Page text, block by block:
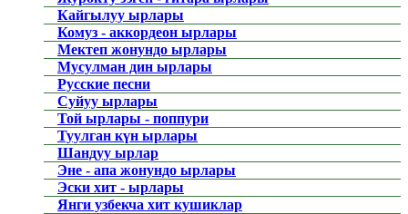
Кайгылуу ырлары
Комуз - аккордеон ырлары
Мектеп жонундо ырлары
Мусулман дин ырлары
Русские песни
Суйуу ырлары
Той ырлары - поппури
Туулган күн ырлары
Шандуу ырлар
Эне - апа жонундо ырлары
Эски хит - ырлары
Янги узбекча хит кушиклар